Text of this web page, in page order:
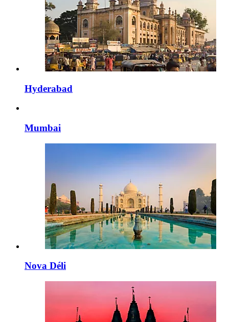
Hyderabad
Mumbai
Nova Déli